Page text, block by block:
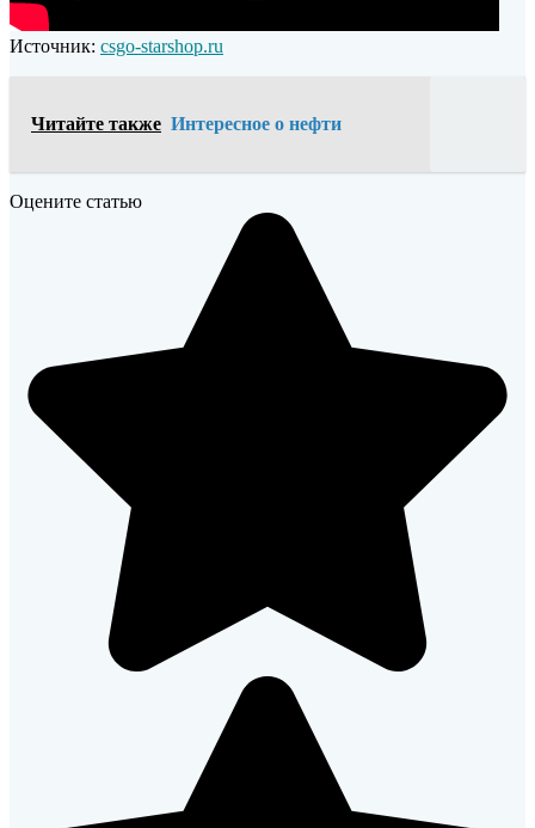
Источник: csgo-starshop.ru
Читайте также Интересное о нефти
Оцените статью